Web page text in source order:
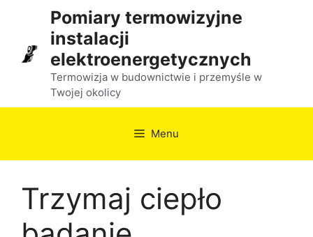
treści
Pomiary termowizyjne
instalacji
elektroenergetycznych
Termowizja w budownictwie i przemyśle w
Twojej okolicy
Menu
Trzymaj ciepło